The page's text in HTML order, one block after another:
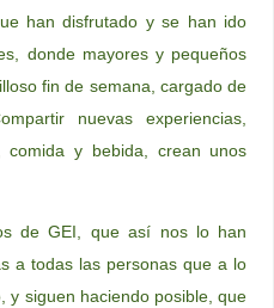
han disfrutado y se han ido
donde mayores y pequeños
fin de semana, cargado de
nuevas experiencias,
y bebida, crean unos
de GEI, que así nos lo han
a todas las personas que a lo
y siguen haciendo posible, que